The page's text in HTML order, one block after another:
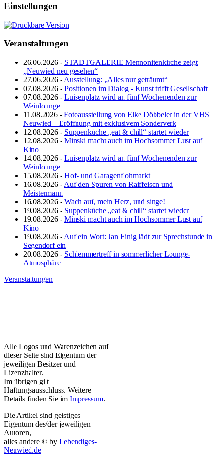
Einstellungen
Veranstaltungen
26.06.2026 - STADTGALERIE Mennonitenkirche zeigt
„Neuwied neu gesehen“
27.06.2026 - Ausstellung: „Alles nur geträumt“
07.08.2026 - Positionen im Dialog - Kunst trifft Gesellschaft
07.08.2026 - Luisenplatz wird an fünf Wochenenden zur
Weinlounge
11.08.2026 - Fotoausstellung von Elke Döbbeler in der VHS
Neuwied – Eröffnung mit exklusivem Sonderverk
12.08.2026 - Suppenküche „eat & chill“ startet wieder
12.08.2026 - Minski macht auch im Hochsommer Lust auf
Kino
14.08.2026 - Luisenplatz wird an fünf Wochenenden zur
Weinlounge
15.08.2026 - Hof- und Garagenflohmarkt
16.08.2026 - Auf den Spuren von Raiffeisen und
Meistermann
16.08.2026 - Wach auf, mein Herz, und singe!
19.08.2026 - Suppenküche „eat & chill“ startet wieder
19.08.2026 - Minski macht auch im Hochsommer Lust auf
Kino
19.08.2026 - Auf ein Wort: Jan Einig lädt zur Sprechstunde in
Segendorf ein
20.08.2026 - Schlemmertreff in sommerlicher Lounge-
Atmosphäre
Veranstaltungen
Alle Logos und Warenzeichen auf
dieser Seite sind Eigentum der
jeweiligen Besitzer und
Lizenzhalter.
Im übrigen gilt
Haftungsausschluss. Weitere
Details finden Sie im Impressum.
Die Artikel sind geistiges
Eigentum des/der jeweiligen
Autoren,
alles andere © by Lebendiges-
Neuwied.de